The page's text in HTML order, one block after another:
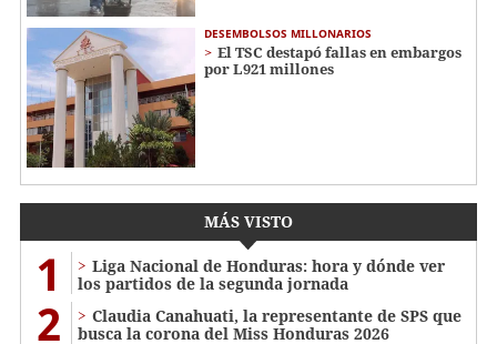
DESEMBOLSOS MILLONARIOS
El TSC destapó fallas en embargos
por L921 millones
MÁS VISTO
1
Liga Nacional de Honduras: hora y dónde ver
los partidos de la segunda jornada
2
Claudia Canahuati, la representante de SPS que
busca la corona del Miss Honduras 2026